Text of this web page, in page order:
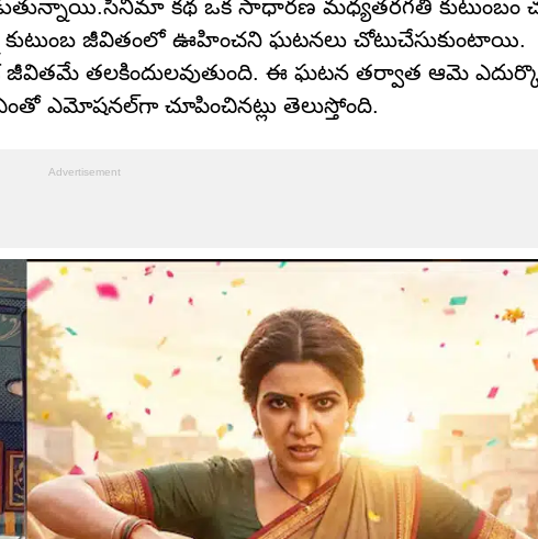
కథ ఒక సాధారణ మధ్యతరగతి కుటుంబం
కుటుంబ జీవితంలో ఊహించని ఘటనలు చోటుచేసుకుంటాయి.
తలకిందులవుతుంది. ఈ ఘటన తర్వాత ఆమె
ఎమోషనల్‌గా చూపించినట్లు తెలుస్తోంది.